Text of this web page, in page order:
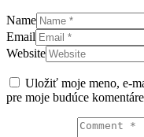
Name
Email
Website
Uložiť moje meno, e-
pre moje budúce